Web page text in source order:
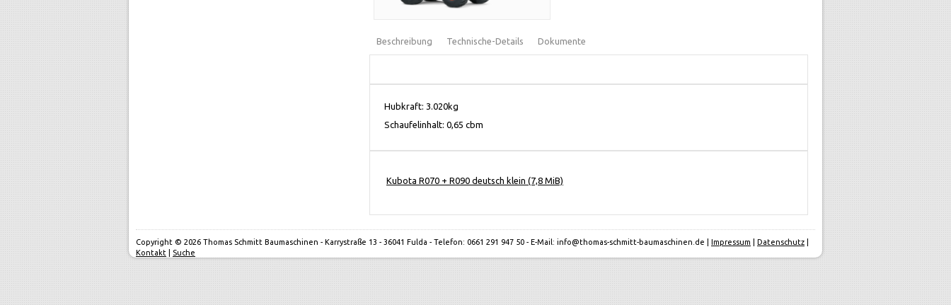
Beschreibung Technische-Details Dokumente
Hubkraft: 3.020kg
Schaufelinhalt: 0,65 cbm
Kubota R070 + R090 deutsch klein (7,8 MiB)
Copyright © 2026 Thomas Schmitt Baumaschinen - Karrystraße 13 - 36041 Fulda - Telefon: 0661 291 947 50 - E-Mail: info@thomas-schmitt-baumaschinen.de | Impressum Datenschutz
Kontakt
Suche